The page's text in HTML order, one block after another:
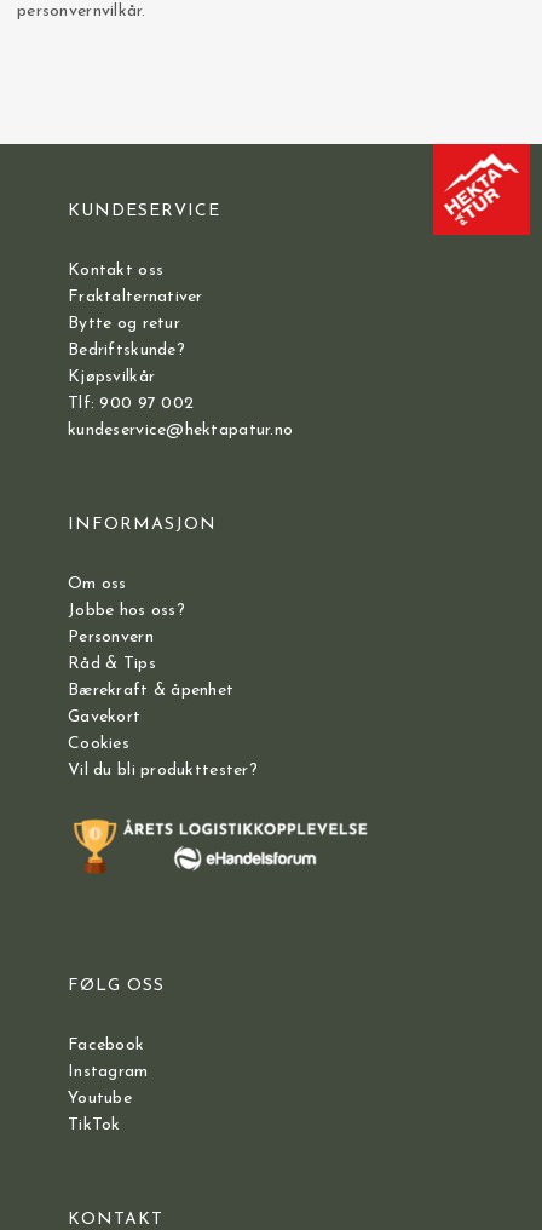
personvernvilkår.
KUNDESERVICE
Kontakt oss
Fraktalternativer
Bytte og retur
Bedriftskunde?
Kjøpsvilkår
Tlf: 900 97 002
kundeservice@hektapatur.no
INFORMASJON
Om oss
Jobbe hos oss?
Personvern
Råd & Tips
Bærekraft & åpenhet
Gavekort
Cookies
Vil du bli produkttester?
FØLG OSS
Facebook
Instagram
Youtube
TikTok
KONTAKT